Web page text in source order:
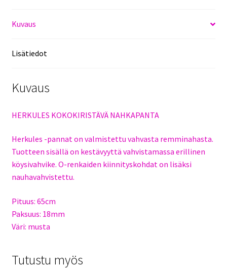
Kuvaus
Lisätiedot
Kuvaus
HERKULES KOKOKIRISTÄVÄ NAHKAPANTA
Herkules -pannat on valmistettu vahvasta remminahasta.
Tuotteen sisällä on kestävyyttä vahvistamassa erillinen
köysivahvike. O-renkaiden kiinnityskohdat on lisäksi
nauhavahvistettu.
Pituus: 65cm
Paksuus: 18mm
Väri: musta
Tutustu myös